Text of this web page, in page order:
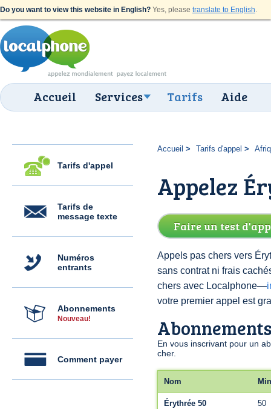
Do you want to view this website in English? Yes, please translate to English.
Accueil Services Tarifs Aide
Tarifs d'appel
Tarifs de
message texte
Numéros
entrants
Abonnements
Nouveau!
Comment payer
Accueil Tarifs d'appel
Appelez
Faire un test
Appels pas chers vers
sans contrat ni frais
chers avec Localphone—
votre premier appel est
En vous inscrivant pour un
cher.
Nom
Érythrée 50 50